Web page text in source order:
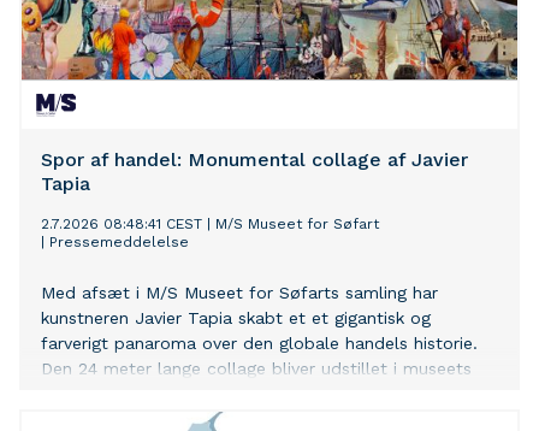
Spor af handel: Monumental collage af Javier
Tapia
2.7.2026 08:48:41 CEST
M/S Museet for Søfart
Pressemeddelelse
Med afsæt i M/S Museet for Søfarts samling har
kunstneren Javier Tapia skabt et et gigantisk og
farverigt panaroma over den globale handels historie.
Den 24 meter lange collage bliver udstillet i museets
åbent udstillingsrum.